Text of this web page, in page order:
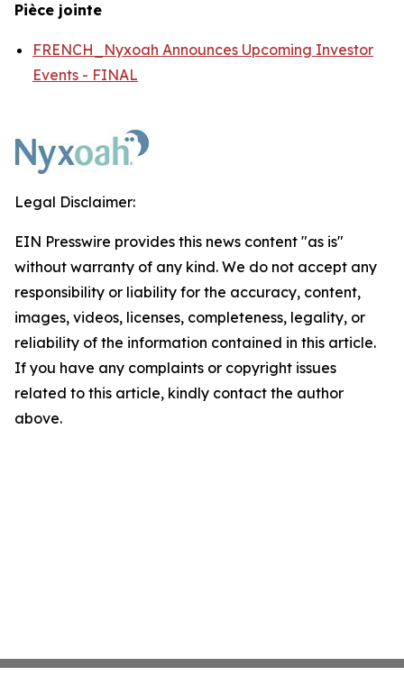
Pièce jointe
FRENCH_Nyxoah Announces Upcoming Investor
Events - FINAL
Legal Disclaimer:
EIN Presswire provides this news content "as is"
without warranty of any kind. We do not accept any
responsibility or liability for the accuracy, content,
images, videos, licenses, completeness, legality, or
reliability of the information contained in this article.
If you have any complaints or copyright issues
related to this article, kindly contact the author
above.